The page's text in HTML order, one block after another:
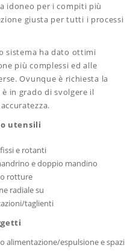
idoneo per i compiti più
giusta per tutti i processi
sistema ha dato ottimi
più complessi ed alle
Ovunque è richiesta la
in grado di svolgere il
utensili
e rotanti
e doppio mandino
rotture
radiale su
taglienti
alimentazione/espulsione e spazi